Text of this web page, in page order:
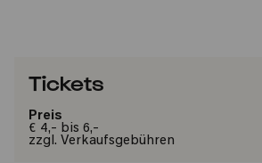
Tickets
Preis
€ 4,- bis 6,-
zzgl. Verkaufsgebühren